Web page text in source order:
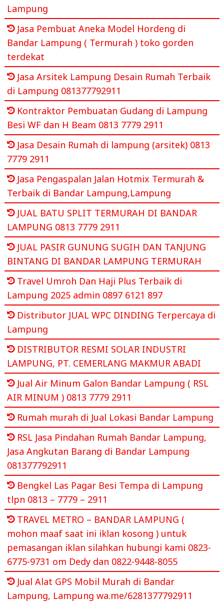
Lampung
Jasa Pembuat Aneka Model Hordeng di
Bandar Lampung ( Termurah ) toko gorden
terdekat
Jasa Arsitek Lampung Desain Rumah Terbaik
di Lampung 081377792911
Kontraktor Pembuatan Gudang di Lampung
Besi WF dan H Beam 0813 7779 2911
Jasa Desain Rumah di lampung (arsitek) 0813
7779 2911
Jasa Pengaspalan Jalan Hotmix Termurah &
Terbaik di Bandar Lampung,Lampung
JUAL BATU SPLIT TERMURAH DI BANDAR
LAMPUNG 0813 7779 2911
JUAL PASIR GUNUNG SUGIH DAN TANJUNG
BINTANG DI BANDAR LAMPUNG TERMURAH
Travel Umroh Dan Haji Plus Terbaik di
Lampung 2025 admin 0897 6121 897
Distributor JUAL WPC DINDING Terpercaya di
Lampung
DISTRIBUTOR RESMI SOLAR INDUSTRI
LAMPUNG, PT. CEMERLANG MAKMUR ABADI
Jual Air Minum Galon Bandar Lampung ( RSL
AIR MINUM ) 0813 7779 2911
Rumah murah di Jual Lokasi Bandar Lampung
RSL Jasa Pindahan Rumah Bandar Lampung,
Jasa Angkutan Barang di Bandar Lampung
081377792911
Bengkel Las Pagar Besi Tempa di Lampung
tlpn 0813 – 7779 – 2911
TRAVEL METRO – BANDAR LAMPUNG (
mohon maaf saat ini iklan kosong ) untuk
pemasangan iklan silahkan hubungi kami 0823-
6775-9731 om Dedy dan 0822-9448-8055
Jual Alat GPS Mobil Murah di Bandar
Lampung, Lampung wa.me/6281377792911